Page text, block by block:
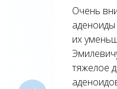
Очень
аденоиды
их
тяжелое